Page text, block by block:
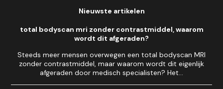
Nieuwste artikelen
total bodyscan mri zonder contrastmiddel, waarom
wordt dit afgeraden?
Steeds meer mensen overwegen een total bodyscan MRI
zonder contrastmiddel, maar waarom wordt dit eigenlijk
afgeraden door medisch specialisten? Het...